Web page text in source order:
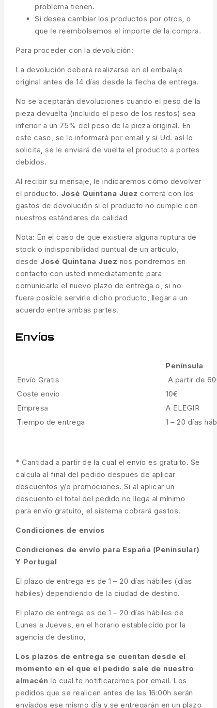
problema tienen.
Si desea cambiar los productos por otros, o
que le reembolsemos el importe de la compra.
Para proceder con la devolución:
La devolución deberá realizarse en el embalaje
original antes de 14 días desde la fecha de entrega.
No se aceptarán devoluciones cuando el peso de la
pieza devuelta (incluido el peso de los restos) sea
inferior a un 75% del peso de la pieza original. En
este caso, se le informará por email y si Ud. así lo
solicita, se le enviará de vuelta el producto a portes
debidos.
Al recibir su mensaje, le indicaremos cómo devolver
el producto. José Quintana Juez correrá con los
gastos de devolución si el producto no cumple con
nuestros estándares de calidad
Nota: En el caso de que existiera alguna ruptura de
stock o indisponibilidad puntual de un artículo,
desde José Quintana Juez nos pondremos en
contacto con usted inmediatamente para
comunicarle el nuevo plazo de entrega o, si no
fuera posible servirle dicho producto, llegar a un
acuerdo entre ambas partes.
Envíos
Península
Envío Gratis
A partir de
Coste envío
10€
Empresa
A ELEGIR
Tiempo de entrega
1 – 20 días
* Cantidad a partir de la cual el envío es gratuito. Se
calcula al final del pedido después de aplicar
descuentos y/o promociones. Si al aplicar un
descuento el total del pedido no llega al mínimo
para envío gratuito, el sistema cobrará gastos.
Condiciones de envíos
Condiciones de envío para España (Peninsular)
Y Portugal
El plazo de entrega es de 1 – 20 días hábiles (días
hábiles) dependiendo de la ciudad de destino.
El plazo de entrega es de 1 – 20 días hábiles de
Lunes a Jueves, en el horario establecido por la
agencia de destino,
Los plazos de entrega se cuentan desde el
momento en el que el pedido sale de nuestro
almacén lo cual te notificaremos por email. Los
pedidos que se realicen antes de las 16:00h serán
enviados ese mismo día y se entregarán en un plazo